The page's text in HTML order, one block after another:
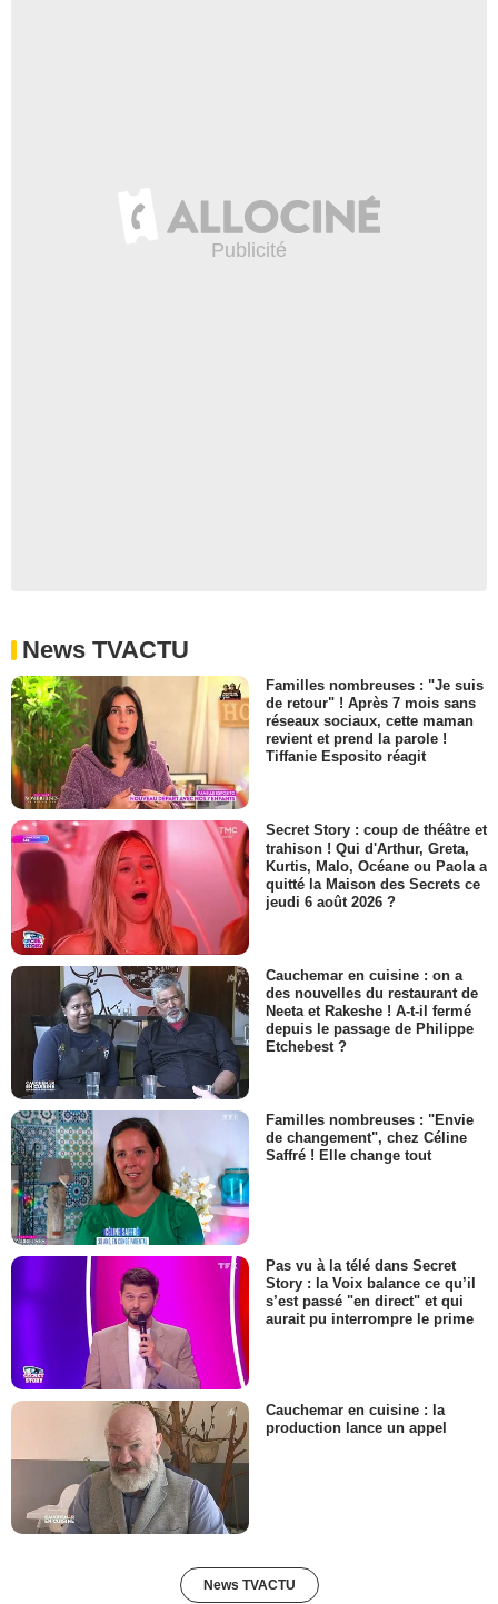
News TVACTU
Familles nombreuses : "Je suis
de retour" ! Après 7 mois sans
réseaux sociaux, cette maman
revient et prend la parole !
Tiffanie Esposito réagit
Secret Story : coup de théâtre et
trahison ! Qui d'Arthur, Greta,
Kurtis, Malo, Océane ou Paola a
quitté la Maison des Secrets ce
jeudi 6 août 2026 ?
Cauchemar en cuisine : on a
des nouvelles du restaurant de
Neeta et Rakeshe ! A-t-il fermé
depuis le passage de Philippe
Etchebest ?
Familles nombreuses : "Envie
de changement", chez Céline
Saffré ! Elle change tout
Pas vu à la télé dans Secret
Story : la Voix balance ce qu’il
s’est passé "en direct" et qui
aurait pu interrompre le prime
Cauchemar en cuisine : la
production lance un appel
News TVACTU